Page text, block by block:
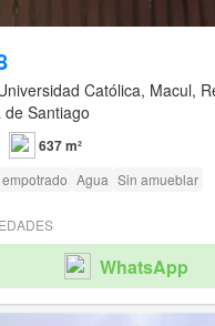
Católica, Macul,
Santiago
637 m²
Agua Sin amueblar
WhatsApp